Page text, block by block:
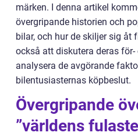
märken. I denna artikel
övergripande historien och
bilar, och hur de skiljer sig åt
också att diskutera deras
analysera de avgörande
bilentusiasternas köpbeslut.
Övergripande
”världens